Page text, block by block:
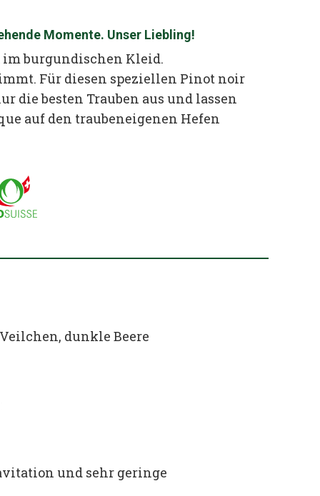
Momente. Unser Liebling!
burgundischen Kleid.
Für diesen speziellen Pinot noir
die besten Trauben aus und lassen
auf den traubeneigenen Hefen
dunkle Beere
und sehr geringe